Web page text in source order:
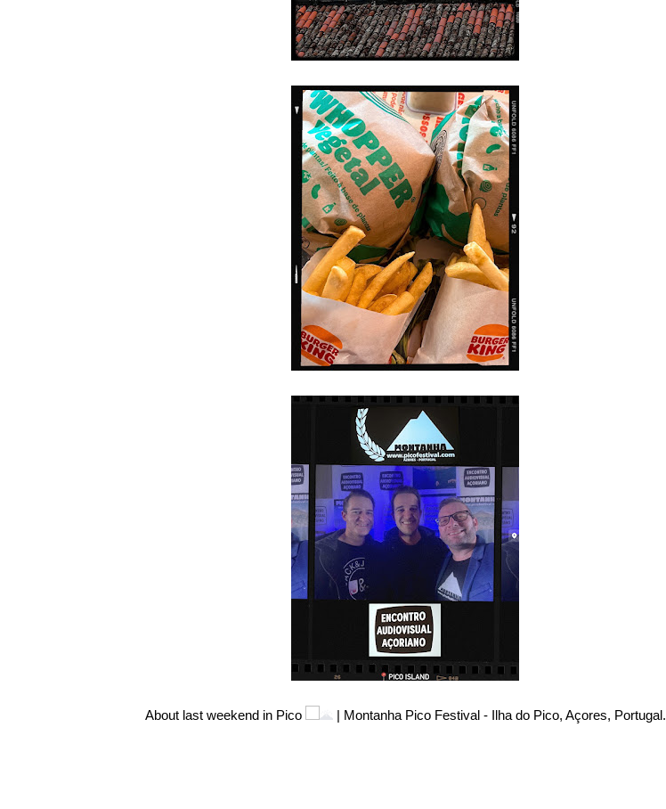
About last weekend in Pico | Montanha Pico Festival - Ilha do Pico, Açores, Portugal.